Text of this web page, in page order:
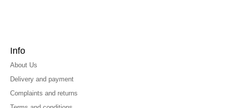
Info
About Us
Delivery and payment
Complaints and returns